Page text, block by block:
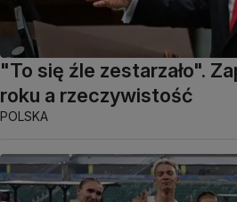
"To się źle zestarzało".
roku a rzeczywistość
POLSKA